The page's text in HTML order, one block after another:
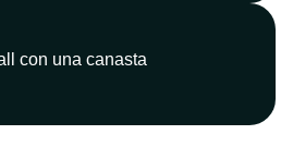
con una canasta